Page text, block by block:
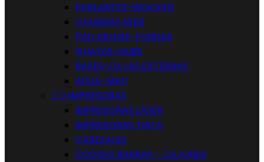
PARLANTES-WOOFER
CAMARAS WEB
PAD MOUSE-FUNDAS
GUAYAS-HUBS
BASES-CAJAS EXTERNAS
APLLE-MAC
  IMPRESORAS
IMPRESORAS LASER
IMPRESORAS TINTA
CABEZALES
CODIGO BARRAS - CAJONES